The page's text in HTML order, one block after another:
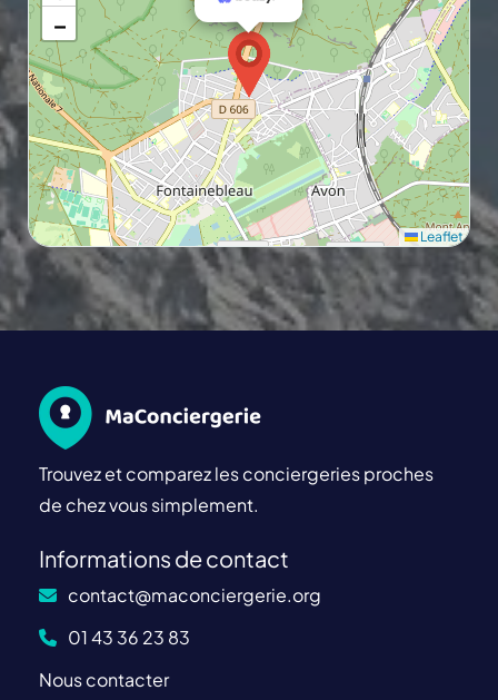
−
Leaflet
Trouvez et comparez les conciergeries proches
de chez vous simplement.
Informations de contact
contact@maconciergerie.org
01 43 36 23 83
Nous contacter